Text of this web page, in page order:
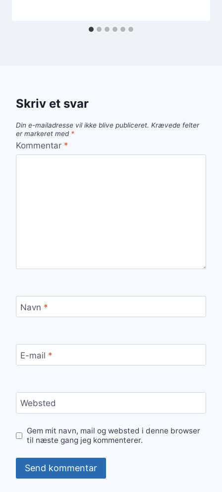
Skriv et svar
Din e-mailadresse vil ikke blive publiceret. Krævede felter
er markeret med *
Kommentar *
Navn *
E-mail *
Websted
Gem mit navn, mail og websted i denne browser
til næste gang jeg kommenterer.